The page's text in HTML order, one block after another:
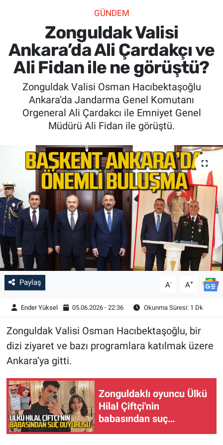
GÜNDEM
Zonguldak Valisi
Ankara’da Ali Çardakçı ve
Ali Fidan ile ne görüştü?
Zonguldak Valisi Osman Hacıbektaşoğlu
Ankara’da Jandarma Genel Komutanı
Orgeneral Ali Çardakcı ile Emniyet Genel
Müdürü Ali Fidan ile görüştü.
Paylaş A- A+
Ender Yüksel 05.06.2026 - 22:36 Okunma Süresi: 1 Dk
Zonguldak Valisi Osman Hacıbektaşoğlu, bir
dizi ziyaret ve bazı programlara katılmak üzere
Ankara’ya gitti.
Zonguldaklı oyuncu Ülkü
Hilal Çiftçi'nin
babasından suç
SPOR
SAĞLIK